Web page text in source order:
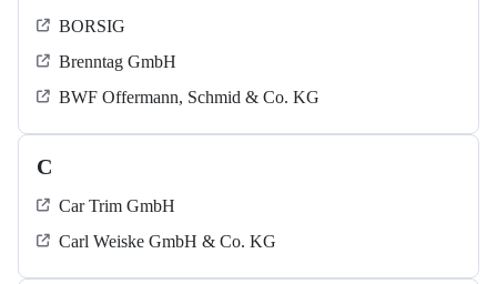
BORSIG
Brenntag GmbH
BWF Offermann, Schmid & Co. KG
C
Car Trim GmbH
Carl Weiske GmbH & Co. KG